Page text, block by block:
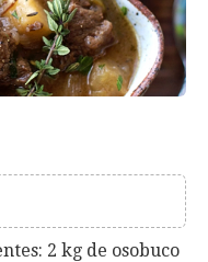
2 kg de osobuco